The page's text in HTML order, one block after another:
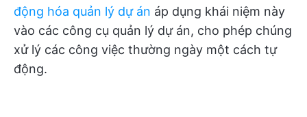
động hóa quản lý dự án áp dụng khái niệm này
vào các công cụ quản lý dự án, cho phép chúng
xử lý các công việc thường ngày một cách tự
động.